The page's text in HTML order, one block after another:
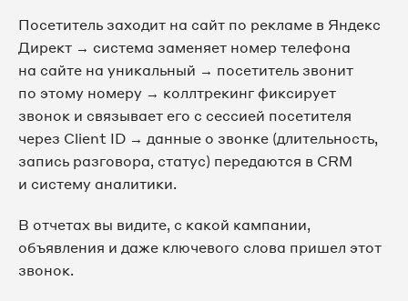
Посетитель заходит на сайт по рекламе в Яндекс
Директ → система заменяет номер телефона
на сайте на уникальный → посетитель звонит
по этому номеру → коллтрекинг фиксирует
звонок и связывает его с сессией посетителя
через Client ID → данные о звонке (длительность,
запись разговора, статус) передаются в CRM
и систему аналитики.
В отчетах вы видите, с какой кампании,
объявления и даже ключевого слова пришел этот
звонок.